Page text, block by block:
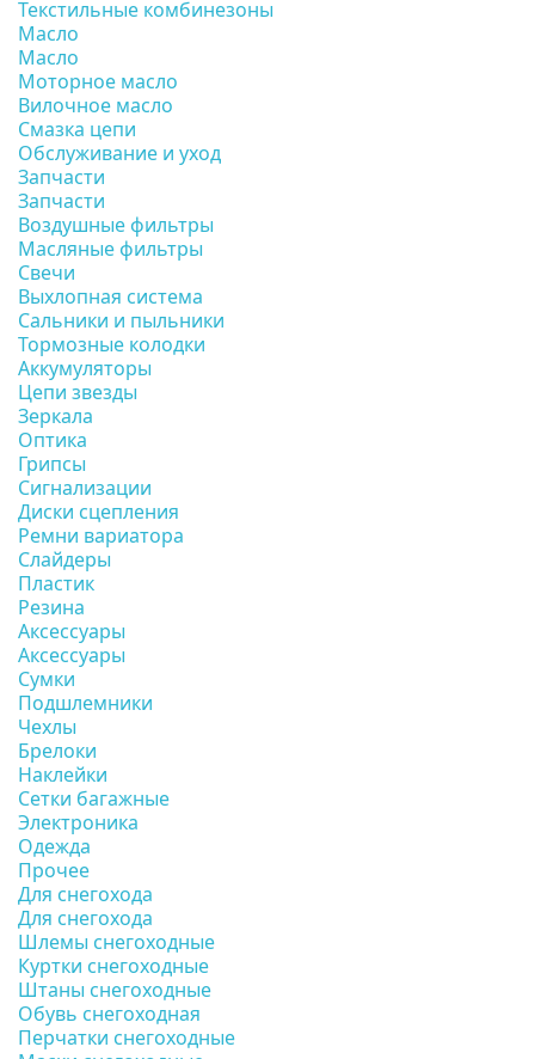
Текстильные комбинезоны
Масло
Масло
Моторное масло
Вилочное масло
Смазка цепи
Обслуживание и уход
Запчасти
Запчасти
Воздушные фильтры
Масляные фильтры
Свечи
Выхлопная система
Сальники и пыльники
Тормозные колодки
Аккумуляторы
Цепи звезды
Зеркала
Оптика
Грипсы
Сигнализации
Диски сцепления
Ремни вариатора
Слайдеры
Пластик
Резина
Аксессуары
Аксессуары
Сумки
Подшлемники
Чехлы
Брелоки
Наклейки
Сетки багажные
Электроника
Одежда
Прочее
Для снегохода
Для снегохода
Шлемы снегоходные
Куртки снегоходные
Штаны снегоходные
Обувь снегоходная
Перчатки снегоходные